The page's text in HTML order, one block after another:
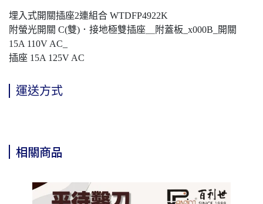
埋入式開關插座2連組合 WTDFP4922K
附螢光開關 C(雙)．接地極雙插座＿附蓋板_x000B_開關
15A 110V AC_
插座 15A 125V AC
運送方式
相關商品